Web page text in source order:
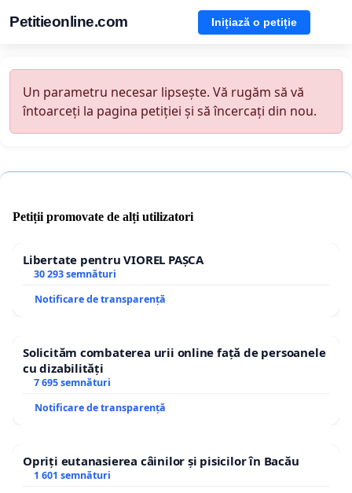
Petitieonline.com Inițiază o petiție
Un parametru necesar lipsește. Vă rugăm să vă
întoarceți la pagina petiției și să încercați din nou.
Petiții promovate de alți utilizatori
Libertate pentru VIOREL PAȘCA
30 293 semnături
Notificare de transparență
Solicităm combaterea urii online față de persoanele
cu dizabilități
7 695 semnături
Notificare de transparență
Opriți eutanasierea câinilor și pisicilor în Bacău
1 601 semnături